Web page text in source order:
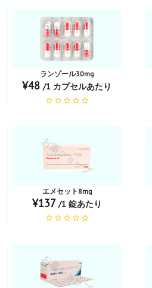
お薬ショップ
ランゾール30mg
¥48 /1 カプセルあたり
お薬ショップ
エメセット8mg
¥137 /1 錠あたり
お薬ショップ